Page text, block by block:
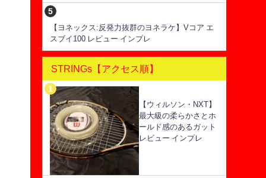
【ヨネックス:反発力抜群のヨネラケ】Vコア エ
スブイ100 レビュー インプレ
STRINGs【アクセス順】
【ウィルソン・NXT】
最大級の柔らかさとホ
ールド感のあるガット
レビュー インプレ